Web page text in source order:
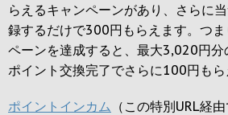
らえるキャンペーンがあり、さらに
録するだけで300円 もらえます。つ
ペーンを達成すると、最大3,020円分
ポイント交換完了でさらに100円 もら
ポイントインカム （この特別URL経